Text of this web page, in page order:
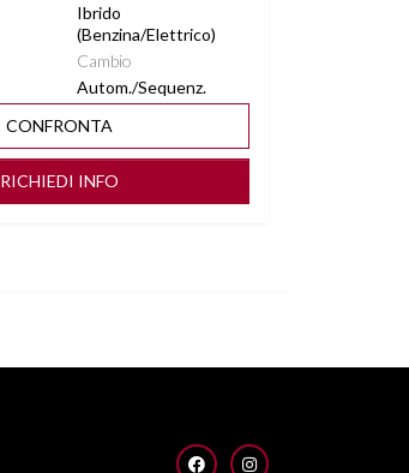
Ibrido
(Benzina/Elettrico)
Cambio
Autom./Sequenz.
CONFRONTA
RICHIEDI INFO
FACEBOOKINSTAGRAM